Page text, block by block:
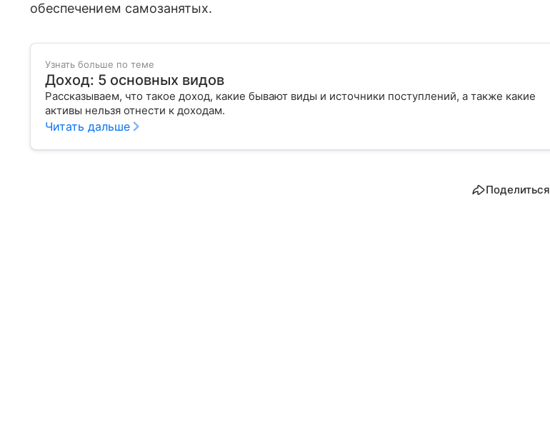
обеспечением самозанятых.
Узнать больше по теме
Доход: 5 основных видов
Рассказываем, что такое доход, какие бывают виды и источники поступлений, а также какие
активы нельзя отнести к доходам.
Читать дальше
Поделиться